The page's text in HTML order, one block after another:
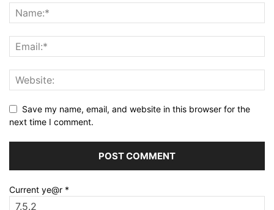
Save my name, email, and website in this browser for the
next time I comment.
Current ye@r *